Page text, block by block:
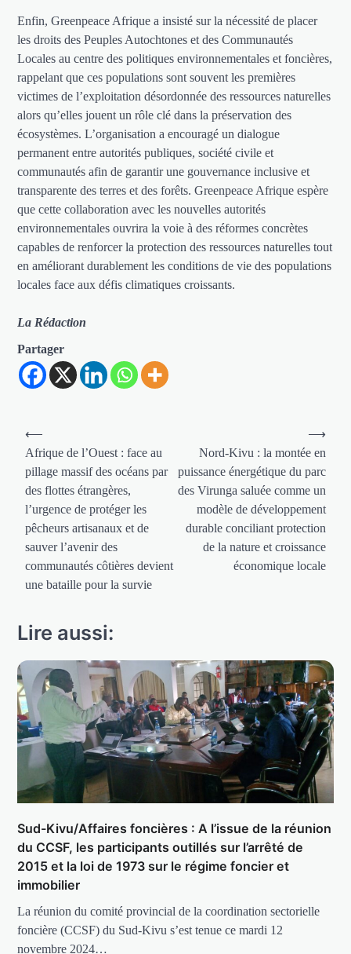
Enfin, Greenpeace Afrique a insisté sur la nécessité de placer
les droits des Peuples Autochtones et des Communautés
Locales au centre des politiques environnementales et foncières,
rappelant que ces populations sont souvent les premières
victimes de l’exploitation désordonnée des ressources naturelles
alors qu’elles jouent un rôle clé dans la préservation des
écosystèmes. L’organisation a encouragé un dialogue
permanent entre autorités publiques, société civile et
communautés afin de garantir une gouvernance inclusive et
transparente des terres et des forêts. Greenpeace Afrique espère
que cette collaboration avec les nouvelles autorités
environnementales ouvrira la voie à des réformes concrètes
capables de renforcer la protection des ressources naturelles tout
en améliorant durablement les conditions de vie des populations
locales face aux défis climatiques croissants.
La Rédaction
Partager
Navigation
de
l’article
⟵
Afrique de l’Ouest : face au
pillage massif des océans par
des flottes étrangères,
l’urgence de protéger les
pêcheurs artisanaux et de
sauver l’avenir des
communautés côtières devient
une bataille pour la survie
Nord-Kivu : la montée en
puissance énergétique du parc
des Virunga saluée comme un
modèle de développement
durable conciliant protection
de la nature et croissance
économique locale
⟶
Lire aussi:
Sud-Kivu/Affaires foncières : A l’issue de la réunion
du CCSF, les participants outillés sur l’arrêté de
2015 et la loi de 1973 sur le régime foncier et
immobilier
La réunion du comité provincial de la coordination sectorielle
foncière (CCSF) du Sud-Kivu s’est tenue ce mardi 12
novembre 2024…